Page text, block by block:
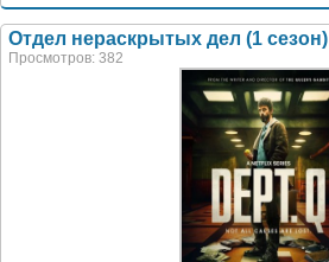
Отдел нераскрытых дел (1 сезон)
Просмотров: 382